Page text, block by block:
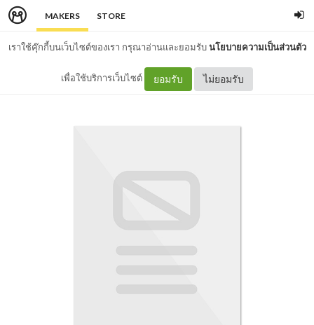
MAKERS STORE
เราใช้คุ๊กกี้บนเว็บไซต์ของเรา กรุณาอ่านและยอมรับนโยบายความเป็นส่วนตัว
เพื่อใช้บริการเว็บไซต์ ยอมรับ ไม่ยอมรับ